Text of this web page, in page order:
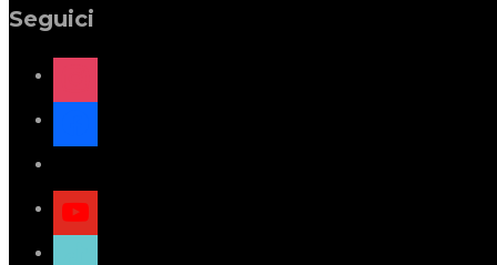
Seguici
instagram
facebook
x
youtube
tiktok